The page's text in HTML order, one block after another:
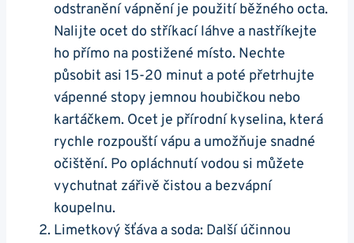
odstranění vápnění je použití běžného octa.
Nalijte ocet do stříkací láhve a nastříkejte
ho přímo na postižené místo. Nechte
působit asi 15-20 minut a poté přetrhujte
vápenné stopy jemnou houbičkou nebo
kartáčkem. Ocet je přírodní kyselina, která
rychle rozpouští vápu a umožňuje snadné
očištění. Po opláchnutí vodou si můžete
vychutnat zářivě čistou a bezvápní
koupelnu.
Limetkový šťáva a soda: Další účinnou